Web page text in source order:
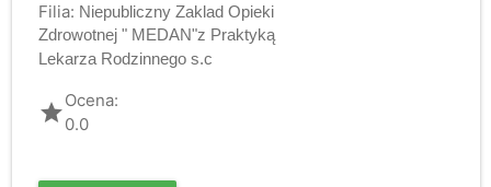
Filia: Niepubliczny Zaklad Opieki
Zdrowotnej " MEDAN"z Praktyką
Lekarza Rodzinnego s.c
gradeOcena:
0.0